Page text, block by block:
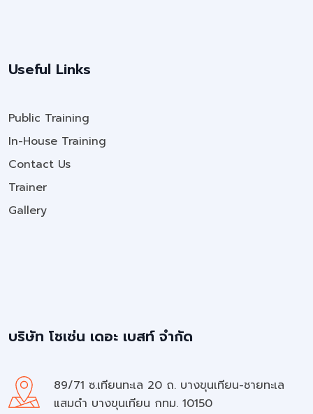
Useful Links
Public Training
In-House Training
Contact Us
Trainer
Gallery
บริษัท โชเซ่น เดอะ เบสท์ จำกัด
89/71 ซ.เทียนทะเล 20 ถ. บางขุนเทียน-ชายทะเล
แสมดำ บางขุนเทียน กทม. 10150